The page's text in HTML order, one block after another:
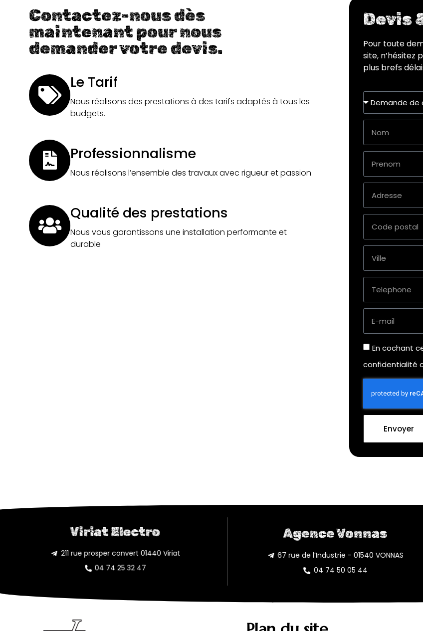
Contactez-nous dès
maintenant pour nous
demander votre devis.
Le Tarif
Nous réalisons des prestations à des tarifs adaptés à tous les
budgets.
Professionnalisme
Nous réalisons l’ensemble des travaux avec rigueur et passion
Qualité des prestations
Nous vous garantissons une installation performante et
durable
Devis
Pour toute
site, n’hésitez
plus brefs
En cochant
confidentialité
Envoyer
Viriat Electro
211 rue prosper convert 01440 Viriat
04 74 25 32 47
Agence Vonnas
67 rue de l’Industrie - 01540 VONNAS
04 74 50 05 44